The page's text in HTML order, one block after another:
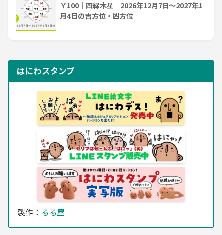
￥100｜四緑木星｜2026年12月7日～2027年1
月4日の吉方位・凶方位
はにわスタンプ
製作： るる屋